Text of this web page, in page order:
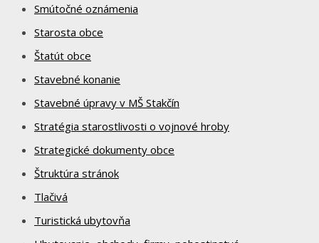
Smútočné oznámenia
Starosta obce
Štatút obce
Stavebné konanie
Stavebné úpravy v MŠ Stakčín
Stratégia starostlivosti o vojnové hroby
Strategické dokumenty obce
Štruktúra stránok
Tlačivá
Turistická ubytovňa